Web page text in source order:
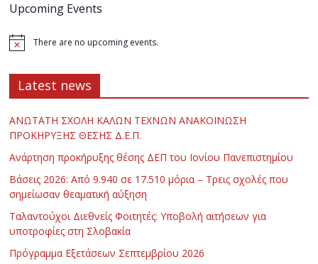
Upcoming Events
There are no upcoming events.
Latest news
ΑΝΩΤΑΤΗ ΣΧΟΛΗ ΚΑΛΩΝ ΤΕΧΝΩΝ ΑΝΑΚΟΙΝΩΣΗ
ΠΡΟΚΗΡΥΞΗΣ ΘΕΣΗΣ Δ.Ε.Π.
Ανάρτηση προκήρυξης θέσης ΔΕΠ του Ιονίου Πανεπιστημίου
Βάσεις 2026: Από 9.940 σε 17.510 μόρια – Τρεις σχολές που
σημείωσαν θεαματική αύξηση
Ταλαντούχοι Διεθνείς Φοιτητές: Υποβολή αιτήσεων για
υποτροφίες στη Σλοβακία
Πρόγραμμα Εξετάσεων Σεπτεμβρίου 2026